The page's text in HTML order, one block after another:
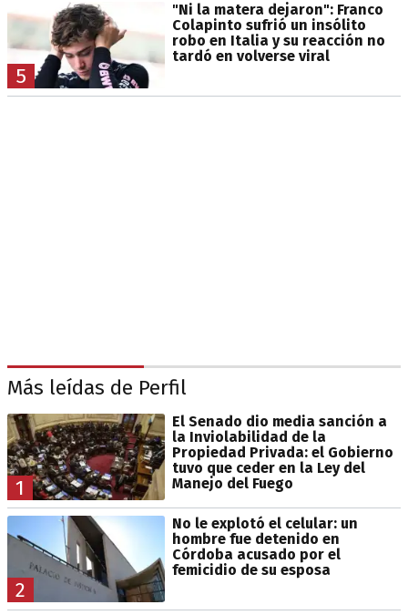
5
"Ni la matera dejaron": Franco
Colapinto sufrió un insólito
robo en Italia y su reacción no
tardó en volverse viral
Más leídas de Perfil
1
El Senado dio media sanción a
la Inviolabilidad de la
Propiedad Privada: el Gobierno
tuvo que ceder en la Ley del
Manejo del Fuego
2
No le explotó el celular: un
hombre fue detenido en
Córdoba acusado por el
femicidio de su esposa